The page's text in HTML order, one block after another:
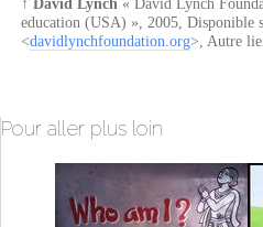
↑ David Lynch « David Lynch
education (USA) »
2005 , Disponible
<davidlynchfoundation.org>, Autre
Pour aller plus loin